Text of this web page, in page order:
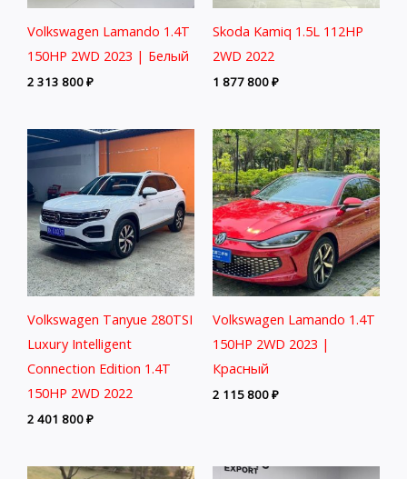
Volkswagen Lamando 1.4T
150HP 2WD 2023 | Белый
2 313 800₽
Skoda Kamiq 1.5L 112HP
2WD 2022
1 877 800₽
Volkswagen Tanyue 280TSI
Luxury Intelligent
Connection Edition 1.4T
150HP 2WD 2022
2 401 800₽
Volkswagen Lamando 1.4T
150HP 2WD 2023 |
Красный
2 115 800₽